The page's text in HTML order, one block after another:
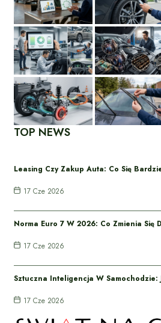
TOP NEWS
Leasing Czy Zakup Auta: Co Się
17 Cze 2026
Norma Euro 7 W 2026: Co Zmienia Się
17 Cze 2026
Sztuczna Inteligencja W Samochodzie:
17 Cze 2026